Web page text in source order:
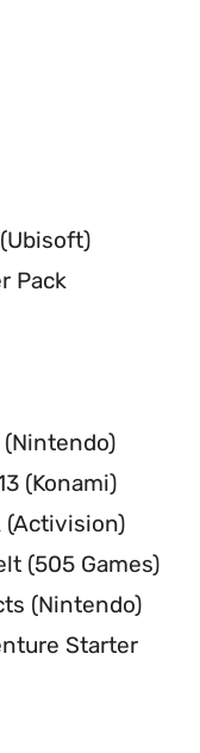
Pack
(Konami)
(Activision)
(505 Games)
(Nintendo)
Starter